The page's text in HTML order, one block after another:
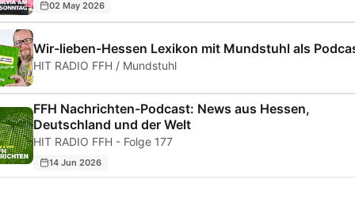
02 May 2026
Wir-lieben-Hessen Lexikon mit Mundstuhl als
HIT RADIO FFH / Mundstuhl
FFH Nachrichten-Podcast: News aus Hessen,
Deutschland und der Welt
HIT RADIO FFH - Folge 177
14 Jun 2026